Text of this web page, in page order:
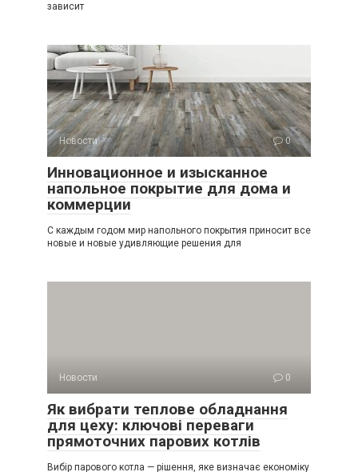
зависит
Новости 0
Инновационное и изысканное
напольное покрытие для дома и
коммерции
С каждым годом мир напольного покрытия приносит все
новые и новые удивляющие решения для
Новости 0
Як вибрати теплове обладнання
для цеху: ключові переваги
прямоточних парових котлів
Вибір парового котла — рішення, яке визначає економіку